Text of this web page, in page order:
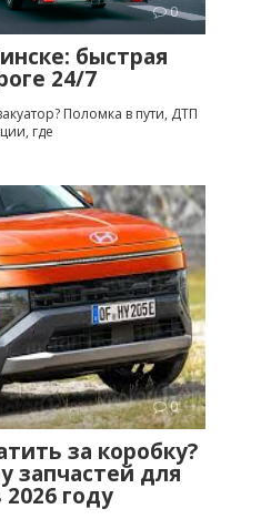
0
быстрая
24/7
Поломка в пути, ДТП
где
0
за коробку?
запчастей для
году